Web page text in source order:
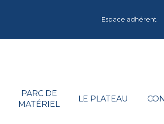
Espace adhérent
PARC DE
MATÉRIEL
LE PLATEAU